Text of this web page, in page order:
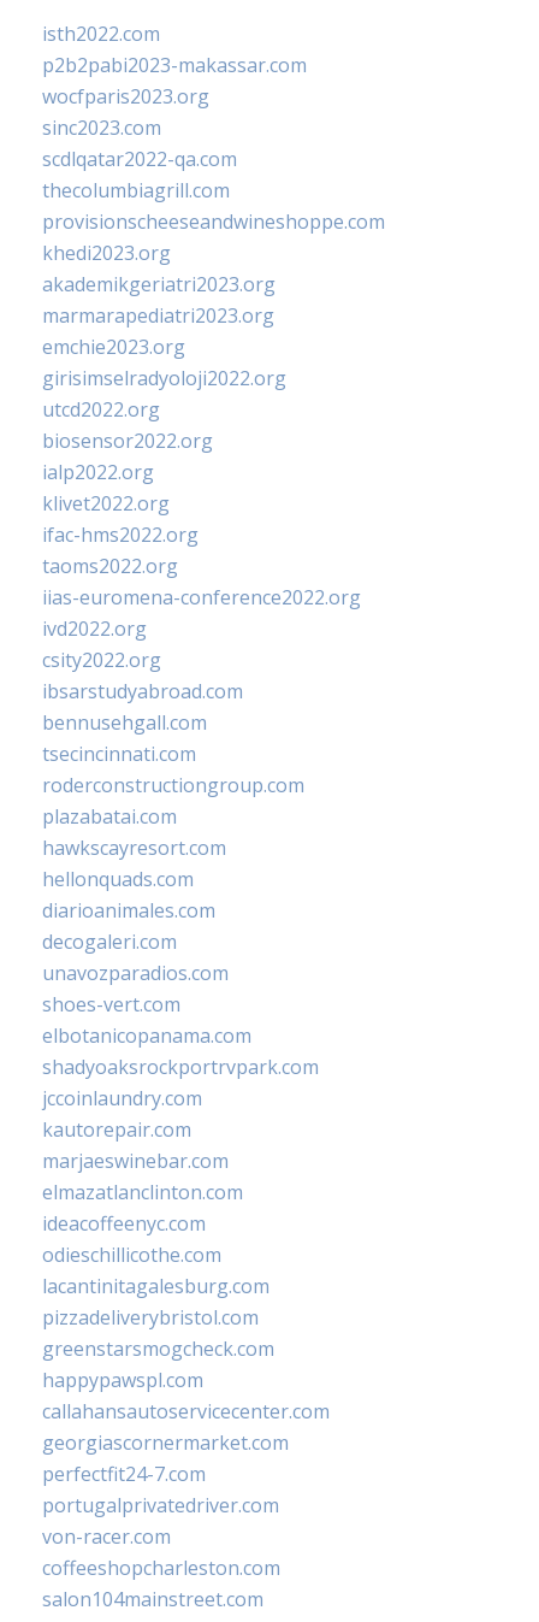
isth2022.com
p2b2pabi2023-makassar.com
wocfparis2023.org
sinc2023.com
scdlqatar2022-qa.com
thecolumbiagrill.com
provisionscheeseandwineshoppe.com
khedi2023.org
akademikgeriatri2023.org
marmarapediatri2023.org
emchie2023.org
girisimselradyoloji2022.org
utcd2022.org
biosensor2022.org
ialp2022.org
klivet2022.org
ifac-hms2022.org
taoms2022.org
iias-euromena-conference2022.org
ivd2022.org
csity2022.org
ibsarstudyabroad.com
bennusehgall.com
tsecincinnati.com
roderconstructiongroup.com
plazabatai.com
hawkscayresort.com
hellonquads.com
diarioanimales.com
decogaleri.com
unavozparadios.com
shoes-vert.com
elbotanicopanama.com
shadyoaksrockportrvpark.com
jccoinlaundry.com
kautorepair.com
marjaeswinebar.com
elmazatlanclinton.com
ideacoffeenyc.com
odieschillicothe.com
lacantinitagalesburg.com
pizzadeliverybristol.com
greenstarsmogcheck.com
happypawspl.com
callahansautoservicecenter.com
georgiascornermarket.com
perfectfit24-7.com
portugalprivatedriver.com
von-racer.com
coffeeshopcharleston.com
salon104mainstreet.com